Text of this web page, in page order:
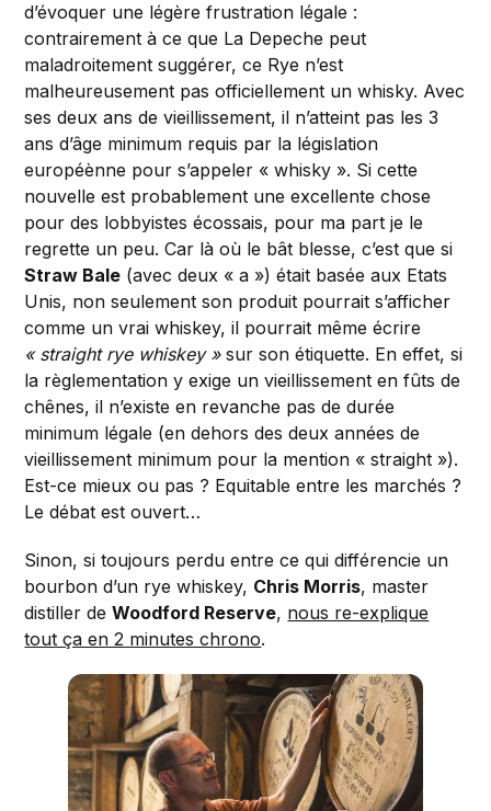
d’évoquer une légère frustration légale :
contrairement à ce que La Depeche peut
maladroitement suggérer, ce Rye n’est
malheureusement pas officiellement un whisky. Avec
ses deux ans de vieillissement, il n’atteint pas les 3
ans d’âge minimum requis par la législation
européènne pour s’appeler « whisky ». Si cette
nouvelle est probablement une excellente chose
pour des lobbyistes écossais, pour ma part je le
regrette un peu. Car là où le bât blesse, c’est que si
Straw Bale (avec deux « a ») était basée aux Etats
Unis, non seulement son produit pourrait s’afficher
comme un vrai whiskey, il pourrait même écrire
« straight rye whiskey »sur son étiquette. En effet, si
la règlementation y exige un vieillissement en fûts de
chênes, il n’existe en revanche pas de durée
minimum légale (en dehors des deux années de
vieillissement minimum pour la mention « straight »).
Est-ce mieux ou pas ? Equitable entre les marchés ?
Le débat est ouvert…
Sinon, si toujours perdu entre ce qui différencie un
bourbon d’un rye whiskey, Chris Morris, master
distiller deWoodford Reserve, nous re-explique
tout ça en 2 minutes chrono.